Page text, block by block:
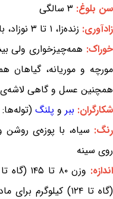
سن بلوغ: ۳ سالگی
زادآوری: زنده‌زا، ۱ تا ۳ نوزاد، با ۶ تا ۷ ماه زمان بارداری
خوراک: همه‌چیزخواری ولی
مورچه و موریانه، گیاهان
همچنین عسل و گاهی لاشه‌ی
شکارگران: ببر و پلنگ
رنگ:
روی سینه
اندازه: